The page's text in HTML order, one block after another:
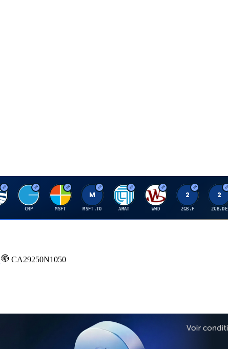
C
CNP
M
MSFT
M
MSFT.TO
A
AMAT
W
WWD
2
2GB.F
2
2GB.DE
CA29250N1050